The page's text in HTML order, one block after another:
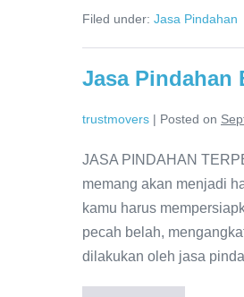
Jakarta
Filed under: Jasa Pindahan
Jasa Pindahan
trustmovers | Posted on
JASA PINDAHAN
memang akan menjadi
kamu harus
pecah belah,
dilakukan oleh jasa